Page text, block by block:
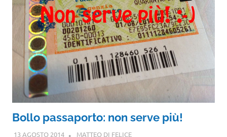
Bollo passaporto: non serve più!
13 AGOSTO 2014 MATTEO DI FELICE